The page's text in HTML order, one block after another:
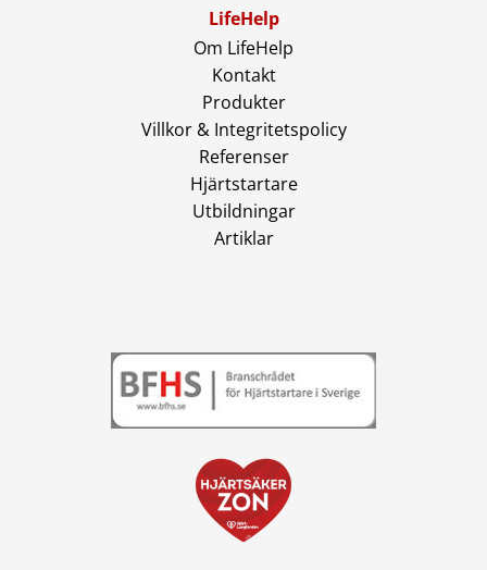
LifeHelp
Om LifeHelp
Kontakt
Produkter
Villkor & Integritetspolicy
Referenser
Hjärtstartare
Utbildningar
Artiklar